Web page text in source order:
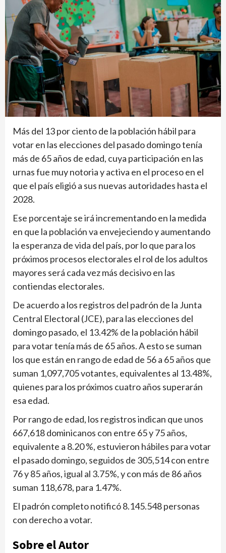
Más del 13 por ciento de la población hábil para
votar en las elecciones del pasado domingo tenía
más de 65 años de edad, cuya participación en las
urnas fue muy notoria y activa en el proceso en el
que el país eligió a sus nuevas autoridades hasta el
2028.
Ese porcentaje se irá incrementando en la medida
en que la población va envejeciendo y aumentando
la esperanza de vida del país, por lo que para los
próximos procesos electorales el rol de los adultos
mayores será cada vez más decisivo en las
contiendas electorales.
De acuerdo a los registros del padrón de la Junta
Central Electoral (JCE), para las elecciones del
domingo pasado, el 13.42% de la población hábil
para votar tenía más de 65 años. A esto se suman
los que están en rango de edad de 56 a 65 años que
suman 1,097,705 votantes, equivalentes al 13.48%,
quienes para los próximos cuatro años superarán
esa edad.
Por rango de edad, los registros indican que unos
667,618 dominicanos con entre 65 y 75 años,
equivalente a 8.20 %, estuvieron hábiles para votar
el pasado domingo, seguidos de 305,514 con entre
76 y 85 años, igual al 3.75%, y con más de 86 años
suman 118,678, para 1.47%.
El padrón completo notificó 8.145.548 personas
con derecho a votar.
Sobre el Autor